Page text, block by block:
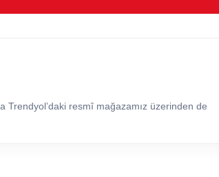
Trendyol’daki resmî mağazamız üzerinden de